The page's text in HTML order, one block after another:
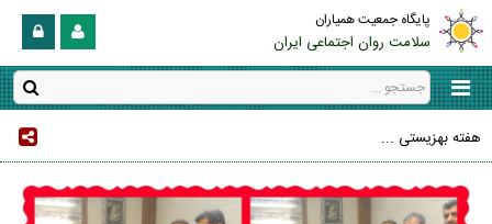
پایگاه جمعیت همیاران
سلامت روان اجتماعی ایران
هفته بهزیستی ...